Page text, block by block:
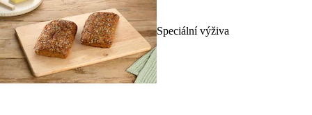
Speciální výživa